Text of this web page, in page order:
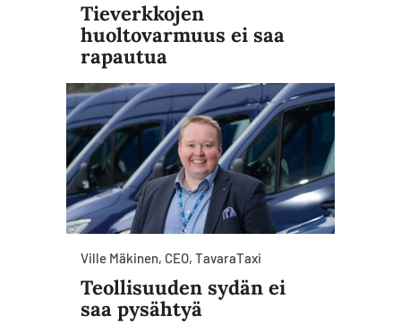
Tieverkkojen
huoltovarmuus ei saa
rapautua
Ville Mäkinen, CEO, TavaraTaxi
Teollisuuden sydän ei
saa pysähtyä